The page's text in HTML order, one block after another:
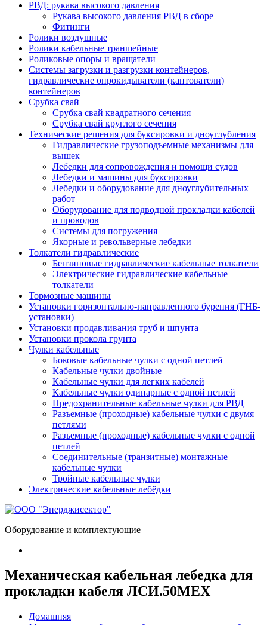
РВД: рукава высокого давления
Рукава высокого давления РВД в сборе
Фитинги
Ролики воздушные
Ролики кабельные траншейные
Роликовые опоры и вращатели
Системы загрузки и разгрузки контейнеров,
гидравлические опрокидыватели (кантователи)
контейнеров
Срубка свай
Срубка свай квадратного сечения
Срубка свай круглого сечения
Технические решения для буксировки и дноуглубления
Гидравлические грузоподъемные механизмы для
вышек
Лебедки для сопровождения и помощи судов
Лебедки и машины для буксировки
Лебедки и оборудование для дноуглубительных
работ
Оборудование для подводной прокладки кабелей
и проводов
Системы для погружения
Якорные и револьверные лебедки
Толкатели гидравлические
Бензиновые гидравлические кабельные толкатели
Электрические гидравлические кабельные
толкатели
Тормозные машины
Установки горизонтально-направленного бурения (ГНБ-
установки)
Установки продавливания труб и шпунта
Установки прокола грунта
Чулки кабельные
Боковые кабельные чулки с одной петлей
Кабельные чулки двойные
Кабельные чулки для легких кабелей
Кабельные чулки одинарные с одной петлей
Предохранительные кабельные чулки для РВД
Разъемные (проходные) кабельные чулки с двумя
петлями
Разъемные (проходные) кабельные чулки с одной
петлей
Соединительные (транзитные) монтажные
кабельные чулки
Тройные кабельные чулки
Электрические кабельные лебёдки
Оборудование и комплектующие
Механическая кабельная лебедка для
прокладки кабеля ЛСИ.50МЕХ
Домашняя